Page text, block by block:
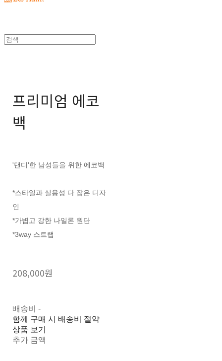
프리미엄 에코
백
'댄디'한 남성들을 위한 에코백
*스타일과 실용성 다 잡은 디자
인
*가볍고 강한 나일론 원단
*3way 스트랩
208,000원
배송비-
함께 구매 시 배송비 절약
상품 보기
추가 금액